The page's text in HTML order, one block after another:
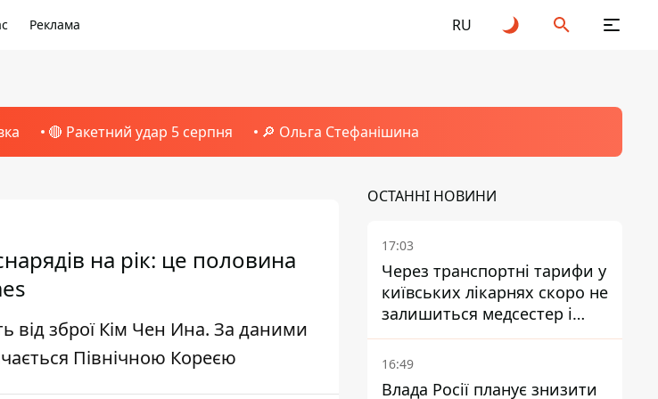
Реклама RU
🔴 Ракетний удар 5 серпня 🔎 Ольга Стефанішина
на рік: це половина
від зброї Кім Чен Ина. За даними
Північною Кореєю
ОСТАННІ НОВИНИ
17:03
Через транспортні тарифи у
київських лікарнях скоро не
залишиться медсестер і
санітарок - професор
Голубовська
16:49
Влада Росії планує знизити